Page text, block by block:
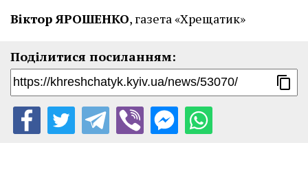
Віктор ЯРОШЕНКО, газета «Хрещатик»